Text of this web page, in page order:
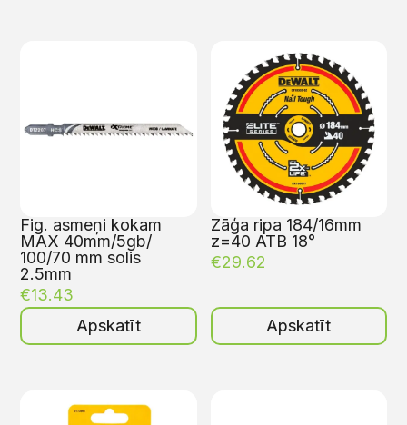
Fig. asmeņi kokam
MAX 40mm/5gb/
100/70 mm solis
2.5mm
€13.43
Apskatīt
Zāģa ripa 184/16mm
z=40 ATB 18°
€29.62
Apskatīt